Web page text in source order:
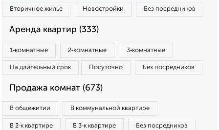
Вторичное жилье Новостройки Без посредников
Аренда квартир (333)
1‑комнатные 2‑комнатные 3‑комнатные
На длительный срок Посуточно Без посредников
Продажа комнат (673)
В общежитии В коммунальной квартире
В 2‑к квартире В 3‑к квартире Без посредников